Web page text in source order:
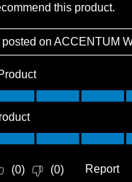
this product.
onACCENTUM
5.0 out of 5
5.0 out of 5
(0) (0) Report